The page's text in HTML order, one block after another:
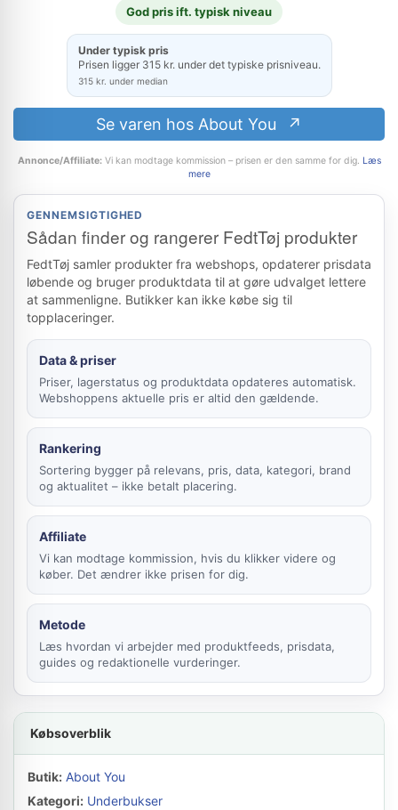
God pris ift. typisk niveau
Under typisk pris
Prisen ligger 315 kr. under det typiske prisniveau.
315 kr. under median
Se varen hos About You
Annonce/Affiliate:Vi kan modtage kommission – prisen er den samme for dig. Læs
mere
GENNEMSIGTIGHED
Sådan finder og rangerer FedtTøj produkter
FedtTøj samler produkter fra webshops, opdaterer prisdata
løbende og bruger produktdata til at gøre udvalget lettere
at sammenligne. Butikker kan ikke købe sig til
topplaceringer.
Data & priser
Priser, lagerstatus og produktdata opdateres automatisk.
Webshoppens aktuelle pris er altid den gældende.
Rankering
Sortering bygger på relevans, pris, data, kategori, brand
og aktualitet – ikke betalt placering.
Affiliate
Vi kan modtage kommission, hvis du klikker videre og
køber. Det ændrer ikke prisen for dig.
Metode
Læs hvordan vi arbejder med produktfeeds, prisdata,
guides og redaktionelle vurderinger.
Købsoverblik
Butik: About You
Kategori: Underbukser